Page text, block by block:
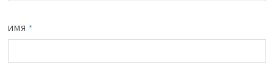
ИМЯ *